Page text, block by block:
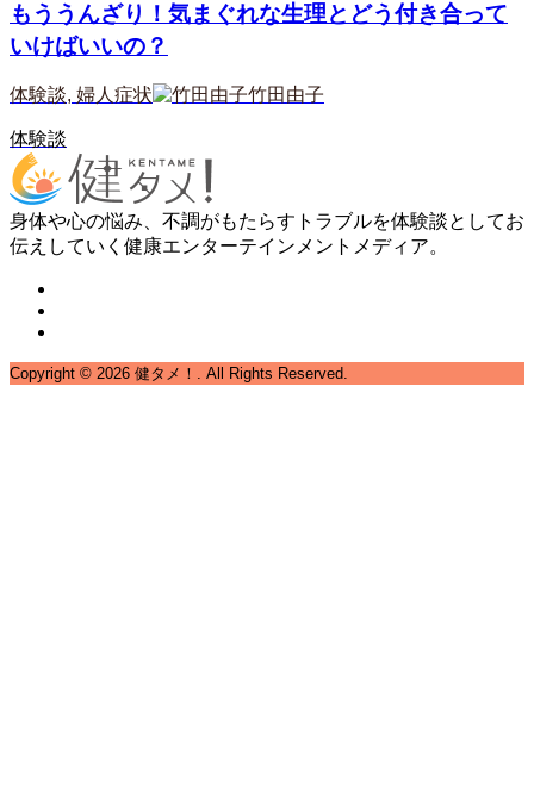
もううんざり！気まぐれな生理とどう付き合って
いけばいいの？
体験談, 婦人症状 竹田由子
体験談
身体や心の悩み、不調がもたらすトラブルを体験談としてお
伝えしていく健康エンターテインメントメディア。
Copyright © 2026 健タメ！. All Rights Reserved.